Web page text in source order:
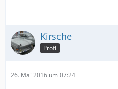
Kirsche
Profi
26. Mai 2016 um 07:24